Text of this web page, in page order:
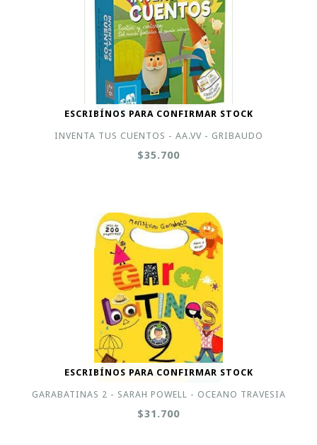
ESCRIBÍNOS PARA CONFIRMAR STOCK
INVENTA TUS CUENTOS - AA.VV - GRIBAUDO
$35.700
ESCRIBÍNOS PARA CONFIRMAR STOCK
GARABATINAS 2 - SARAH POWELL - OCEANO TRAVESIA
$31.700